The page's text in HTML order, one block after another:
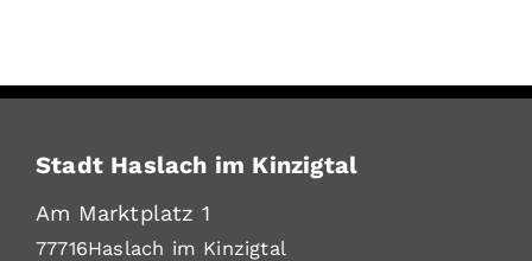
Stadt Haslach im Kinzigtal
Am Marktplatz 1
77716Haslach im Kinzigtal